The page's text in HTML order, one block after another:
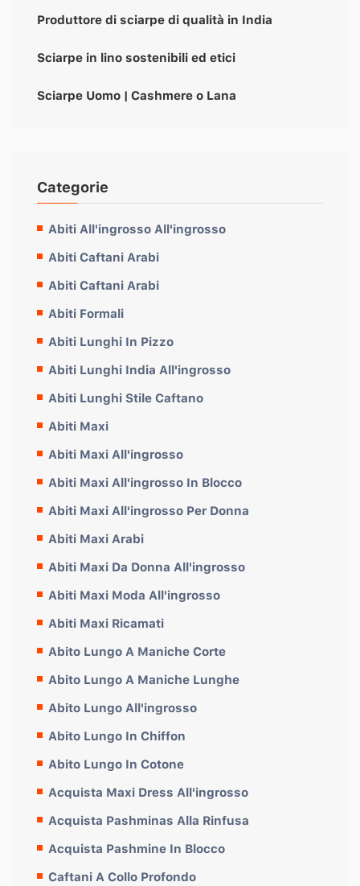
Produttore di sciarpe di qualità in India
Sciarpe in lino sostenibili ed etici
Sciarpe Uomo | Cashmere o Lana
Categorie
Abiti All'ingrosso All'ingrosso
Abiti Caftani Arabi
Abiti Caftani Arabi
Abiti Formali
Abiti Lunghi In Pizzo
Abiti Lunghi India All'ingrosso
Abiti Lunghi Stile Caftano
Abiti Maxi
Abiti Maxi All'ingrosso
Abiti Maxi All'ingrosso In Blocco
Abiti Maxi All'ingrosso Per Donna
Abiti Maxi Arabi
Abiti Maxi Da Donna All'ingrosso
Abiti Maxi Moda All'ingrosso
Abiti Maxi Ricamati
Abito Lungo A Maniche Corte
Abito Lungo A Maniche Lunghe
Abito Lungo All'ingrosso
Abito Lungo In Chiffon
Abito Lungo In Cotone
Acquista Maxi Dress All'ingrosso
Acquista Pashminas Alla Rinfusa
Acquista Pashmine In Blocco
Caftani A Collo Profondo